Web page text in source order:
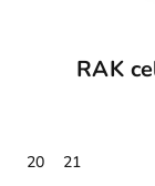
RAK
20
21